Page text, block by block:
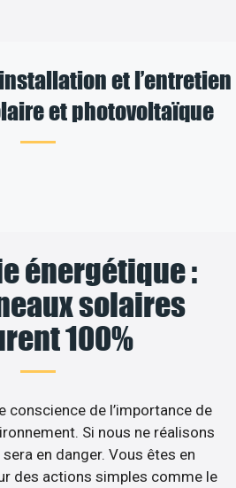
et l’entretien
et photovoltaïque
énergétique :
solaires
100%
conscience de l’importance de
Si nous ne réalisons
en danger. Vous êtes en
des actions simples comme le